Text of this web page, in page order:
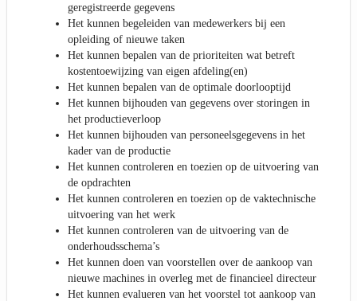
geregistreerde gegevens
Het kunnen begeleiden van medewerkers bij een
opleiding of nieuwe taken
Het kunnen bepalen van de prioriteiten wat betreft
kostentoewijzing van eigen afdeling(en)
Het kunnen bepalen van de optimale doorlooptijd
Het kunnen bijhouden van gegevens over storingen in
het productieverloop
Het kunnen bijhouden van personeelsgegevens in het
kader van de productie
Het kunnen controleren en toezien op de uitvoering van
de opdrachten
Het kunnen controleren en toezien op de vaktechnische
uitvoering van het werk
Het kunnen controleren van de uitvoering van de
onderhoudsschema’s
Het kunnen doen van voorstellen over de aankoop van
nieuwe machines in overleg met de financieel directeur
Het kunnen evalueren van het voorstel tot aankoop van